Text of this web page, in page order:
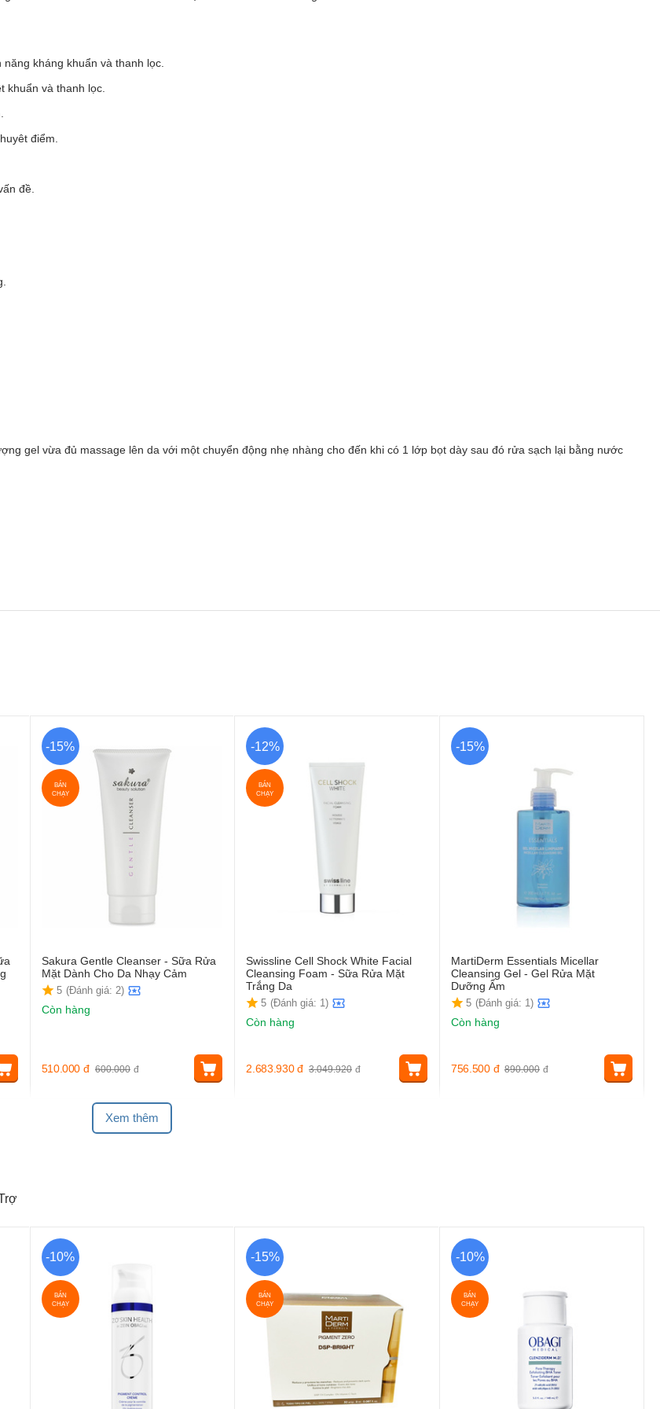
kháng khuẩn và thanh lọc.
khuẩn và thanh lọc.
điểm.
đề.
gel vừa đủ massage lên da với một chuyển động nhẹ nhàng cho đến khi có 1 lớp bọt dày sau đó rửa sạch lại bằng nước
-15%
BÁN
CHẠY
Sakura Gentle Cleanser - Sữa Rửa
Mặt Dành Cho Da Nhạy Cảm
5 (Đánh giá: 2)
Còn hàng
600.000 đ
510.000 đ
-12%
BÁN
CHẠY
Swissline Cell Shock White Facial
Cleansing Foam - Sữa Rửa Mặt
Trắng Da
5 (Đánh giá: 1)
Còn hàng
3.049.920 đ
2.683.930 đ
-15%
MartiDerm Essentials Micellar
Cleansing Gel - Gel Rửa Mặt
Dưỡng Ẩm
5 (Đánh giá: 1)
Còn hàng
890.000 đ
756.500 đ
Xem thêm
-10%
BÁN
CHẠY
-15%
BÁN
CHẠY
-10%
BÁN
CHẠY